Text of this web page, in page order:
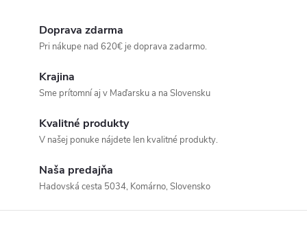
Doprava zdarma
Pri nákupe nad 620€ je doprava zadarmo.
Krajina
Sme prítomní aj v Maďarsku a na Slovensku
Kvalitné produkty
V našej ponuke nájdete len kvalitné produkty.
Naša predajňa
Hadovská cesta 5034, Komárno, Slovensko